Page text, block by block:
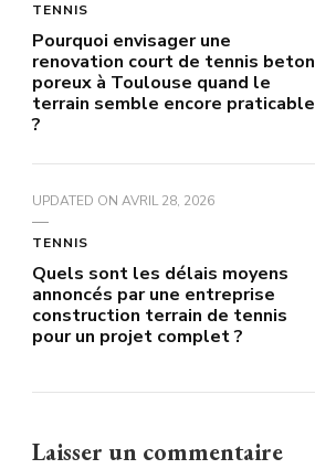
TENNIS
Pourquoi envisager une
renovation court de tennis beton
poreux à Toulouse quand le
terrain semble encore praticable
?
UPDATED ON AVRIL 28, 2026
TENNIS
Quels sont les délais moyens
annoncés par une entreprise
construction terrain de tennis
pour un projet complet ?
Laisser un commentaire